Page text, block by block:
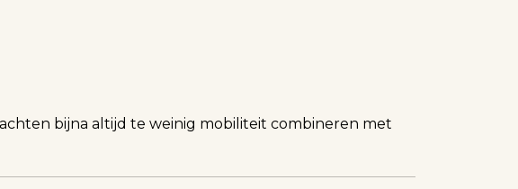
bijna altijd te weinig mobiliteit combineren met